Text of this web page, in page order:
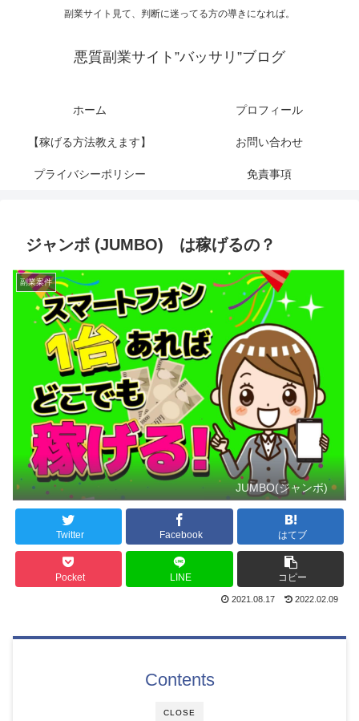
副業サイト見て、判断に迷ってる方の導きになれば。
悪質副業サイト”バッサリ”ブログ
ホーム プロフィール
【稼げる方法教えます】 お問い合わせ
プライバシーポリシー 免責事項
ジャンボ (JUMBO) は稼げるの？
副業案件
JUMBO(ジャンボ)
Twitter Facebook はてブ
Pocket LINE コピー
2021.08.17 2022.02.09
CLOSE
Contents